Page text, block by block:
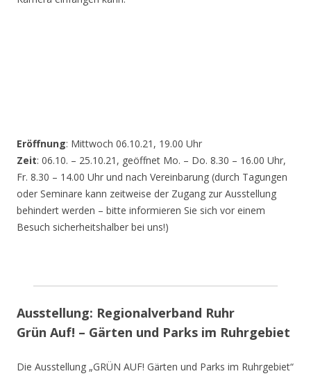
Eröffnung: Mittwoch 06.10.21, 19.00 Uhr
Zeit: 06.10. – 25.10.21, geöffnet Mo. – Do. 8.30 – 16.00 Uhr,
Fr. 8.30 – 14.00 Uhr und nach Vereinbarung (durch Tagungen
oder Seminare kann zeitweise der Zugang zur Ausstellung
behindert werden – bitte informieren Sie sich vor einem
Besuch sicherheitshalber bei uns!)
Ausstellung: Regionalverband Ruhr
Grün Auf! – Gärten und Parks im Ruhrgebiet
Die Ausstellung „GRÜN AUF! Gärten und Parks im Ruhrgebiet“